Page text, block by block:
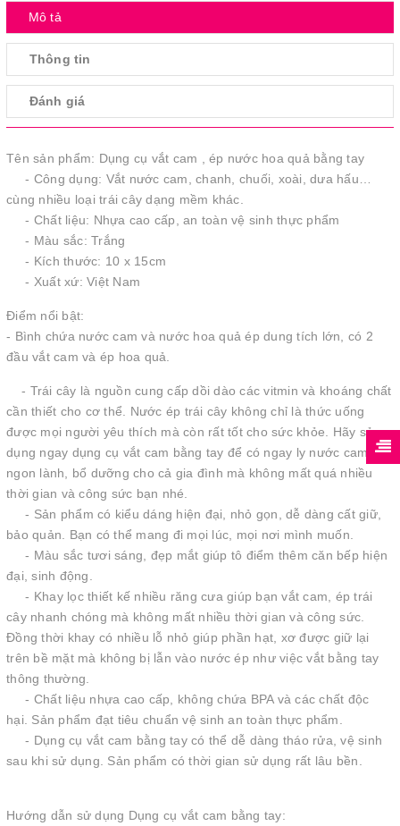
Mô tả
Thông tin
Đánh giá
Tên sản phẩm: Dụng cụ vắt cam , ép nước hoa quả bằng tay
- Công dụng: Vắt nước cam, chanh, chuối, xoài, dưa hấu…
cùng nhiều loại trái cây dạng mềm khác.
- Chất liệu: Nhựa cao cấp, an toàn vệ sinh thực phẩm
- Màu sắc: Trắng
- Kích thước: 10 x 15cm
- Xuất xứ: Việt Nam
Điểm nổi bật:
- Bình chứa nước cam và nước hoa quả ép dung tích lớn, có 2
đầu vắt cam và ép hoa quả.
- Trái cây là nguồn cung cấp dồi dào các vitmin và khoáng chất
cần thiết cho cơ thể. Nước ép trái cây không chỉ là thức uống
được mọi người yêu thích mà còn rất tốt cho sức khỏe. Hãy sử
dụng ngay dụng cụ vắt cam bằng tay để có ngay ly nước cam
ngon lành, bổ dưỡng cho cả gia đình mà không mất quá nhiều
thời gian và công sức bạn nhé.
- Sản phẩm có kiểu dáng hiện đại, nhỏ gọn, dễ dàng cất giữ,
bảo quản. Bạn có thể mang đi mọi lúc, mọi nơi mình muốn.
- Màu sắc tươi sáng, đẹp mắt giúp tô điểm thêm căn bếp hiện
đại, sinh động.
- Khay lọc thiết kế nhiều răng cưa giúp bạn vắt cam, ép trái
cây nhanh chóng mà không mất nhiều thời gian và công sức.
Đồng thời khay có nhiều lỗ nhỏ giúp phần hạt, xơ được giữ lại
trên bề mặt mà không bị lẫn vào nước ép như việc vắt bằng tay
thông thường.
- Chất liệu nhựa cao cấp, không chứa BPA và các chất độc
hại. Sản phẩm đạt tiêu chuẩn vệ sinh an toàn thực phẩm.
- Dụng cụ vắt cam bằng tay có thể dễ dàng tháo rửa, vệ sinh
sau khi sử dụng. Sản phẩm có thời gian sử dụng rất lâu bền.
Hướng dẫn sử dụng Dụng cụ vắt cam bằng tay: